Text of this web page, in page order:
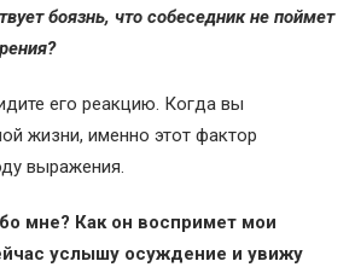
боязнь, что собеседник не поймет
его реакцию. Когда вы
жизни, именно этот фактор
выражения.
мне? Как он воспримет мои
услышу осуждение и увижу